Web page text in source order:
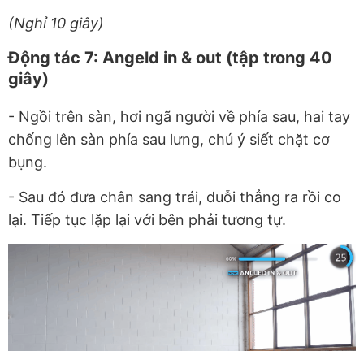
(Nghỉ 10 giây)
Động tác 7: Angeld in & out (tập trong 40
giây)
- Ngồi trên sàn, hơi ngã người về phía sau, hai tay
chống lên sàn phía sau lưng, chú ý siết chặt cơ
bụng.
- Sau đó đưa chân sang trái, duỗi thẳng ra rồi co
lại. Tiếp tục lặp lại với bên phải tương tự.